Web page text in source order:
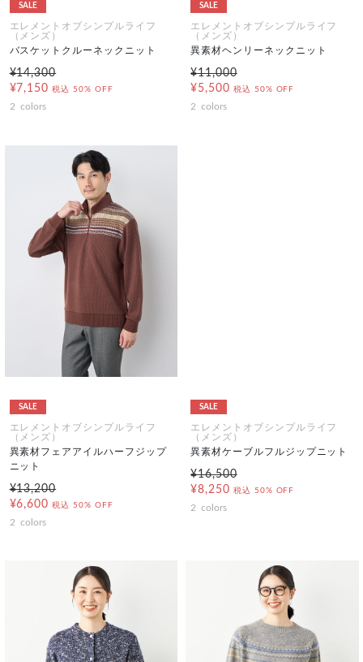
SALE
エレメントオブシンプルライフ
（メンズ）
バスケットクルーネックニット
¥14,300
¥7,150 税込 50% OFF
2 colors
SALE
エレメントオブシンプルライフ
（メンズ）
異素材ヘンリーネックニット
¥11,000
¥5,500 税込 50% OFF
2 colors
SALE
エレメントオブシンプルライフ
（メンズ）
異素材フェアアイルハーフジップ
ニット
¥13,200
¥6,600 税込 50% OFF
2 colors
SALE
エレメントオブシンプルライフ
（メンズ）
異素材ケーブルフルジップニット
¥16,500
¥8,250 税込 50% OFF
2 colors